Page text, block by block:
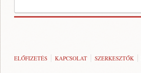
ELŐFIZETÉS KAPCSOLAT SZERKESZTŐK